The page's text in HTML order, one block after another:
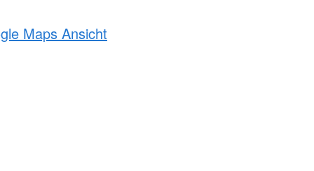
Maps Ansicht